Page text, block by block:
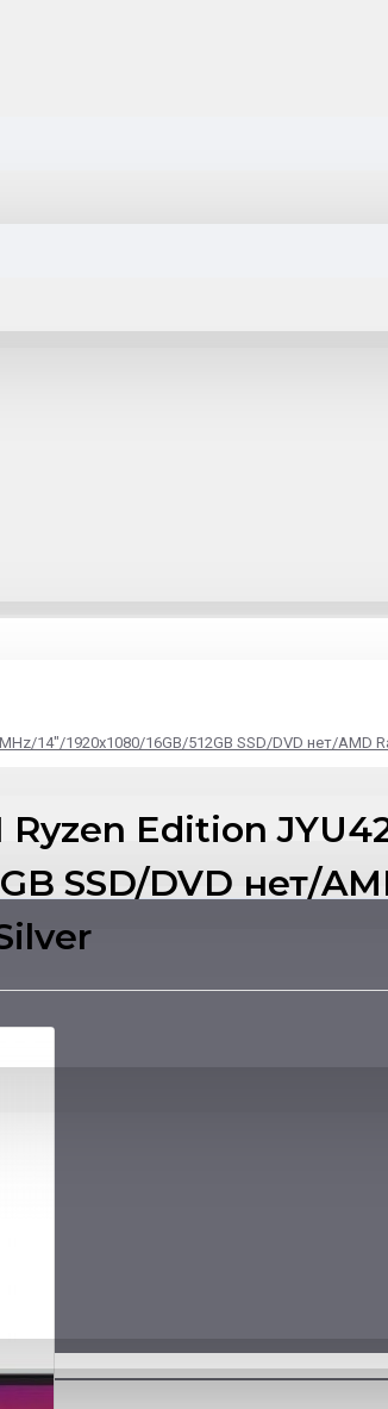
14"/1920x1080/16GB/512GB SSD/DVD нет/
Edition
SSD/DVD нет/